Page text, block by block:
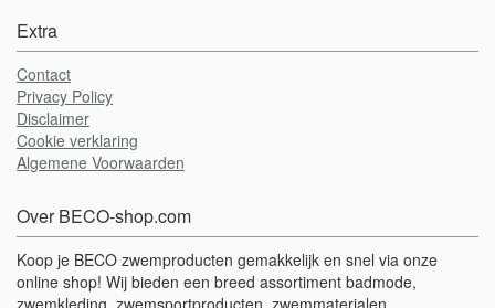
Extra
Contact
Privacy Policy
Disclaimer
Cookie verklaring
Algemene Voorwaarden
Over BECO-shop.com
Koop je BECO zwemproducten gemakkelijk en snel via onze
online shop! Wij bieden een breed assortiment badmode,
zwemkleding, zwemsportproducten, zwemmaterialen,